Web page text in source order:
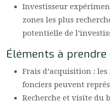
Investisseur
zones les plus
potentielle de
Éléments à
Frais d’acquisition :
fonciers peuvent
Recherche et visite du